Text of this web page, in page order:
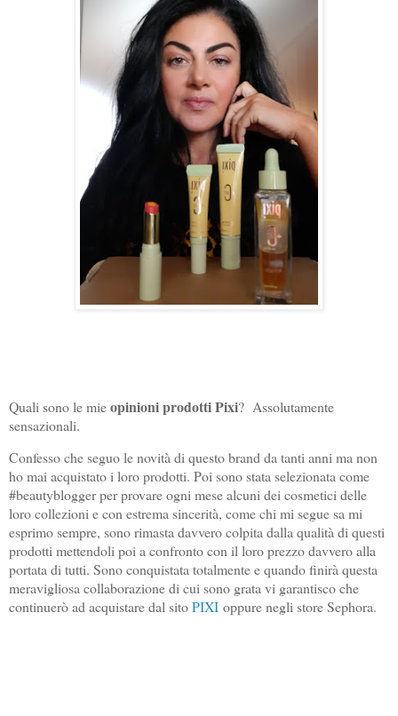
Quali sono le mieopinioni prodotti Pixi? Assolutamente
sensazionali.
Confesso che seguo le novità di questo brand da tanti anni ma non
ho mai acquistato i loro prodotti. Poi sono stata selezionata come
#beautyblogger per provare ogni mese alcuni dei cosmetici delle
loro collezioni e con estrema sincerità, come chi mi segue sa mi
esprimo sempre, sono rimasta davvero colpita dalla qualità di questi
prodotti mettendoli poi a confronto con il loro prezzo davvero alla
portata di tutti. Sono conquistata totalmente e quando finirà questa
meravigliosa collaborazione di cui sono grata vi garantisco che
continuerò ad acquistare dal sitoPIXI oppure negli store Sephora.